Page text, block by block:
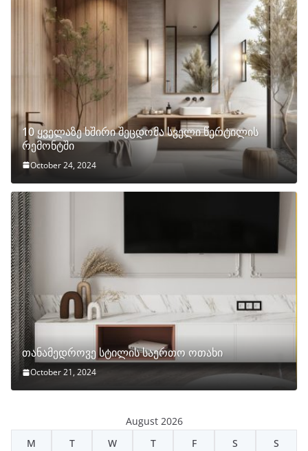
10 ყველაზე ხშირი შეცდომა სველი წერტილის
რემონტში
October 24, 2024
თანამედროვე სტილის საერთო ოთახი
October 21, 2024
August 2026
M
T W T F S S